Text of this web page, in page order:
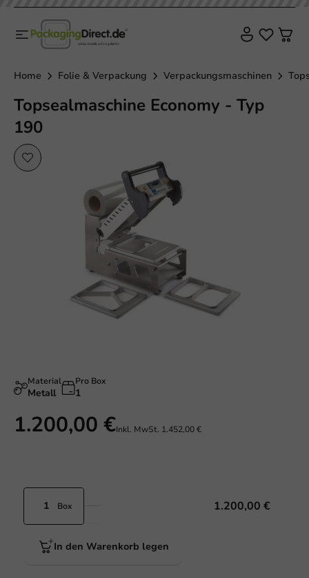
Home Folie & Verpackung Verpackungsmaschinen
Topsealmaschine Economy - Typ
190
Material
Metall
Pro Box
1
1.200,00 €Inkl. MwSt. 1.452,00 €
Box 1.200,00 €
In den Warenkorb legen